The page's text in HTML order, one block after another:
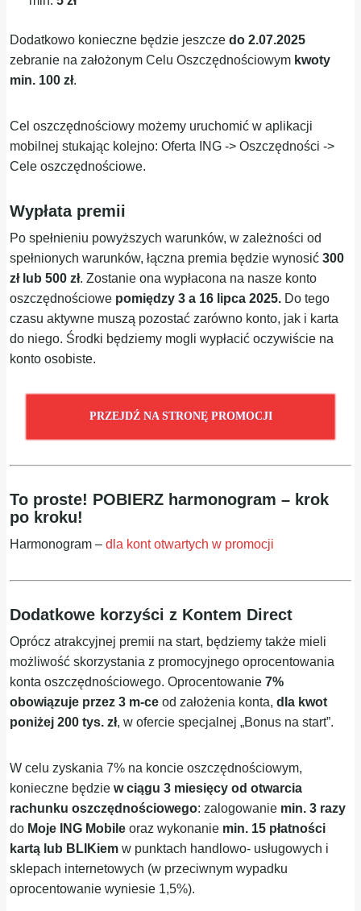
Dodatkowo konieczne będzie jeszczedo 2.07.2025
zebranie na założonym Celu Oszczędnościowym kwoty
min. 100 zł.
Cel oszczędnościowy możemy uruchomić w aplikacji
mobilnej stukając kolejno: Oferta ING -> Oszczędności ->
Cele oszczędnościowe.
Wypłata premii
Po spełnieniu powyższych warunków, w zależności od
spełnionych warunków, łączna premia będzie wynosić300
zł lub 500 zł. Zostanie ona wypłacona na nasze konto
oszczędnościowe pomiędzy 3 a 16 lipca 2025. Do tego
czasu aktywne muszą pozostać zarówno konto, jak i karta
do niego. Środki będziemy mogli wypłacić oczywiście na
konto osobiste.
PRZEJDŹ NA STRONĘ PROMOCJI
To proste! POBIERZ harmonogram – krok
po kroku!
Harmonogram –dla kont otwartych w promocji
Dodatkowe korzyści z Kontem Direct
Oprócz atrakcyjnej premii na start, będziemy także mieli
możliwość skorzystania z promocyjnego oprocentowania
konta oszczędnościowego. Oprocentowanie7%
obowiązuje przez 3 m-ce od założenia konta,dla kwot
poniżej 200 tys. zł, w ofercie specjalnej „Bonus na start”.
W celu zyskania 7% na koncie oszczędnościowym,
konieczne będziew ciągu 3 miesięcy od otwarcia
rachunku oszczędnościowego: zalogowanie min. 3 razy
do Moje ING Mobile oraz wykonanie min. 15 płatności
kartą lub BLIKiem w punktach handlowo- usługowych i
sklepach internetowych (w przeciwnym wypadku
oprocentowanie wyniesie 1,5%).